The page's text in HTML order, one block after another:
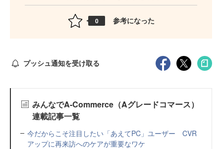
0 参考になった
プッシュ通知を受け取る
みんなでA-Commerce（Aグレードコマース）
連載記事一覧
今だからこそ注目したい「あえてPC」ユーザー CVR
アップに再来訪へのケアが重要なワケ